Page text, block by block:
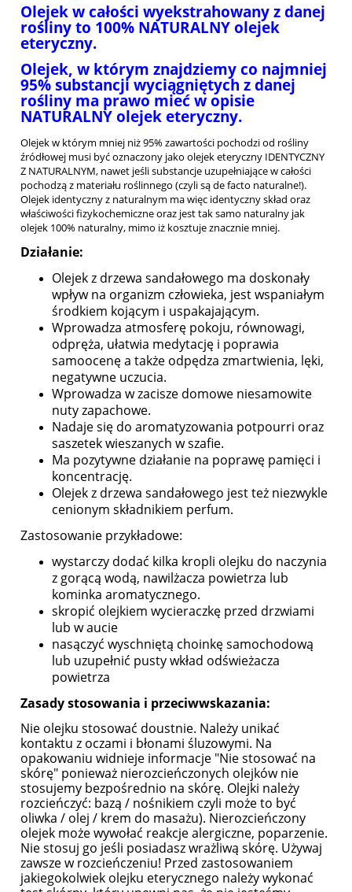
Olejek w całości wyekstrahowany z danej
rośliny to 100% NATURALNY olejek
eteryczny.
Olejek, w którym znajdziemy co najmniej
95% substancji wyciągniętych z danej
rośliny ma prawo mieć w opisie
NATURALNY olejek eteryczny.
Olejek w którym mniej niż 95% zawartości pochodzi od rośliny
źródłowej musi być oznaczony jako olejek eteryczny IDENTYCZNY
Z NATURALNYM, nawet jeśli substancje uzupełniające w całości
pochodzą z materiału roślinnego (czyli są de facto naturalne!).
Olejek identyczny z naturalnym ma więc identyczny skład oraz
właściwości fizykochemiczne oraz jest tak samo naturalny jak
olejek 100% naturalny, mimo iż kosztuje znacznie mniej.
Działanie:
Olejek z drzewa sandałowego ma doskonały
wpływ na organizm człowieka, jest wspaniałym
środkiem kojącym i uspakajającym.
Wprowadza atmosferę pokoju, równowagi,
odpręża, ułatwia medytację i poprawia
samoocenę a także odpędza zmartwienia, lęki,
negatywne uczucia.
Wprowadza w zacisze domowe niesamowite
nuty zapachowe.
Nadaje się do aromatyzowania potpourri oraz
saszetek wieszanych w szafie.
Ma pozytywne działanie na poprawę pamięci i
koncentrację.
Olejek z drzewa sandałowego jest też niezwykle
cenionym składnikiem perfum.
Zastosowanie przykładowe:
wystarczy dodać kilka kropli olejku do naczynia
z gorącą wodą, nawilżacza powietrza lub
kominka aromatycznego.
skropić olejkiem wycieraczkę przed drzwiami
lub w aucie
nasączyć wyschniętą choinkę samochodową
lub uzupełnić pusty wkład odświeżacza
powietrza
Zasady stosowania i przeciwwskazania:
Nie olejku stosować doustnie. Należy unikać
kontaktu z oczami i błonami śluzowymi. Na
opakowaniu widnieje informacje "Nie stosować na
skórę" ponieważ nierozcieńczonych olejków nie
stosujemy bezpośrednio na skórę. Olejki należy
rozcieńczyć: bazą / nośnikiem czyli może to być
oliwka / olej / krem do masażu). Nierozcieńczony
olejek może wywołać reakcje alergiczne, poparzenie.
Nie stosuj go jeśli posiadasz wrażliwą skórę. Używaj
zawsze w rozcieńczeniu! Przed zastosowaniem
jakiegokolwiek olejku eterycznego należy wykonać